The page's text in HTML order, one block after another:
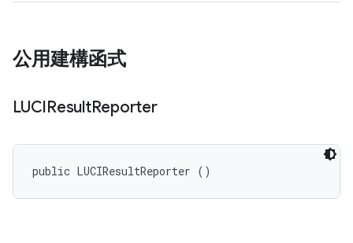
公用建構函式
LUCIResultReporter
public LUCIResultReporter ()